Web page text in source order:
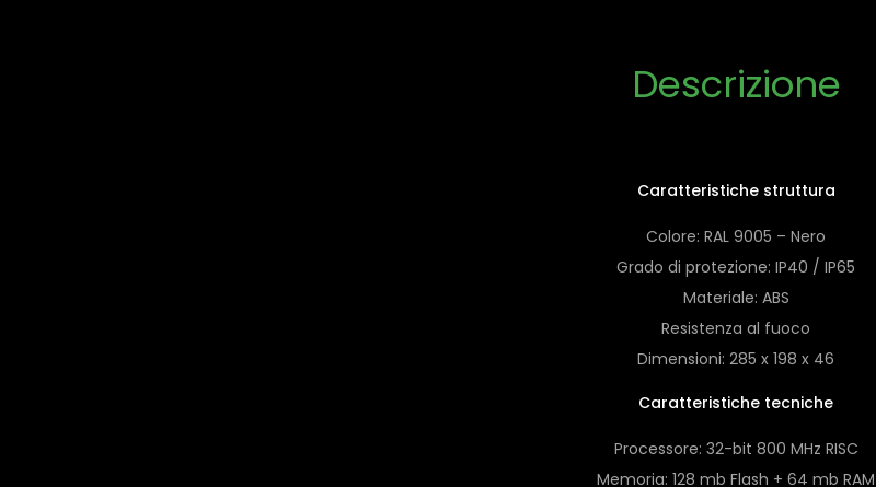
Descrizione
Caratteristiche struttura
Colore: RAL 9005 – Nero
Grado di protezione: IP40 / IP65
Materiale: ABS
Resistenza al fuoco
Dimensioni: 285 x 198 x 46
Caratteristiche tecniche
Processore: 32-bit 800 MHz RISC
Memoria: 128 mb Flash + 64 mb RAM